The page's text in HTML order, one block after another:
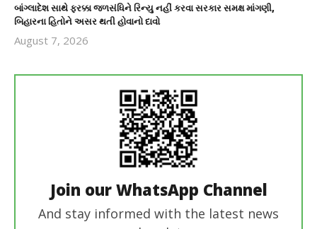
બાંગ્લાદેશ સાથે ફરક્કા જળસંધિને રિન્યુ નહીં કરવા સરકાર સમક્ષ માંગણી,
બિહારના હિતોને અસર થતી હોવાનો દાવો
August 7, 2026
Join our WhatsApp Channel
And stay informed with the latest news